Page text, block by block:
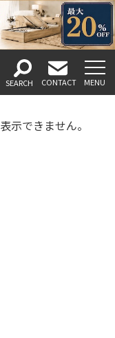
示できません。